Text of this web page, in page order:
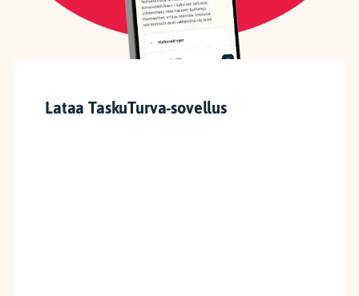
Lataa TaskuTurva-sovellus